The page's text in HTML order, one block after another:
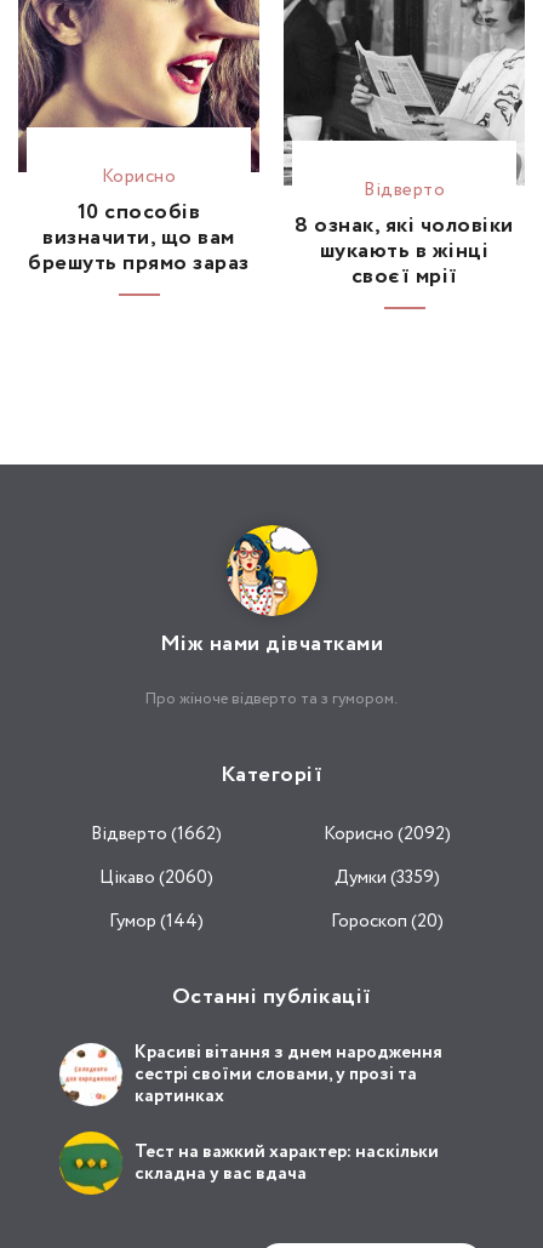
Корисно
10 способів
визначити, що вам
брешуть прямо зараз
Відвертo
8 ознак, які чоловіки
шукають в жінці
своєї мрії
Між нами дівчатками
Про жіноче відверто та з гумором.
Категорії
Відвертo (1662)
Корисно (2092)
Цікаво (2060)
Думки (3359)
Гумор (144)
Гороскоп (20)
Останні публікації
Красиві вітання з днем народження
сестрі своїми словами, у прозі та
картинках
Тест на важкий характер: наскільки
складна у вас вдача